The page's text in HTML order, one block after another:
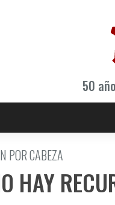
50
POR CABEZA
HAY